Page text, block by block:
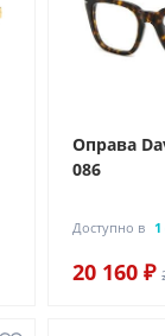
Оправа
086
Доступно в
20 160 ₽